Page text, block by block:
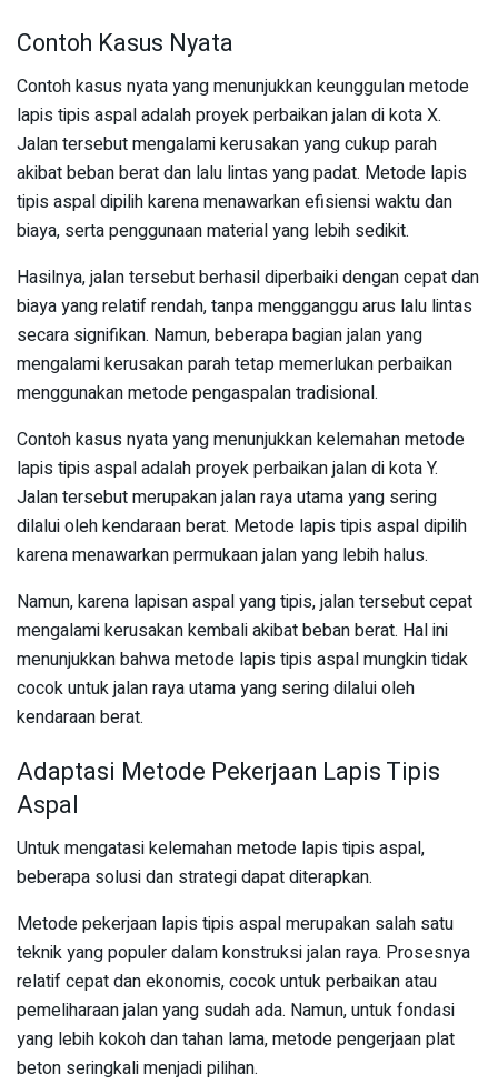
Contoh Kasus Nyata
Contoh kasus nyata yang menunjukkan keunggulan metode
lapis tipis aspal adalah proyek perbaikan jalan di kota X.
Jalan tersebut mengalami kerusakan yang cukup parah
akibat beban berat dan lalu lintas yang padat. Metode lapis
tipis aspal dipilih karena menawarkan efisiensi waktu dan
biaya, serta penggunaan material yang lebih sedikit.
Hasilnya, jalan tersebut berhasil diperbaiki dengan cepat dan
biaya yang relatif rendah, tanpa mengganggu arus lalu lintas
secara signifikan. Namun, beberapa bagian jalan yang
mengalami kerusakan parah tetap memerlukan perbaikan
menggunakan metode pengaspalan tradisional.
Contoh kasus nyata yang menunjukkan kelemahan metode
lapis tipis aspal adalah proyek perbaikan jalan di kota Y.
Jalan tersebut merupakan jalan raya utama yang sering
dilalui oleh kendaraan berat. Metode lapis tipis aspal dipilih
karena menawarkan permukaan jalan yang lebih halus.
Namun, karena lapisan aspal yang tipis, jalan tersebut cepat
mengalami kerusakan kembali akibat beban berat. Hal ini
menunjukkan bahwa metode lapis tipis aspal mungkin tidak
cocok untuk jalan raya utama yang sering dilalui oleh
kendaraan berat.
Adaptasi Metode Pekerjaan Lapis Tipis
Aspal
Untuk mengatasi kelemahan metode lapis tipis aspal,
beberapa solusi dan strategi dapat diterapkan.
Metode pekerjaan lapis tipis aspal merupakan salah satu
teknik yang populer dalam konstruksi jalan raya. Prosesnya
relatif cepat dan ekonomis, cocok untuk perbaikan atau
pemeliharaan jalan yang sudah ada. Namun, untuk fondasi
yang lebih kokoh dan tahan lama, metode pengerjaan plat
beton seringkali menjadi pilihan.